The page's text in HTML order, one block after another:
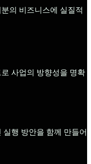
의 비즈니스에 실질적
사업의 방향성을 명확
행 방안을 함께 만들어